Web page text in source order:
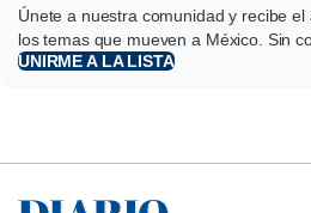
Únete a nuestra comunidad y recibe
los temas que mueven a México. Sin
UNIRME A LA LISTA